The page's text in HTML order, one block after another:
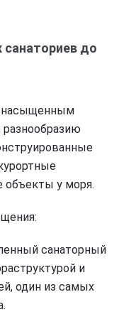
санаториев до
насыщенным
разнообразию
объекты у моря.
санаторный
и
один из самых